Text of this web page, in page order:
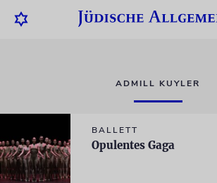
ADMILL KUYLER
BALLETT
Opulentes Gaga